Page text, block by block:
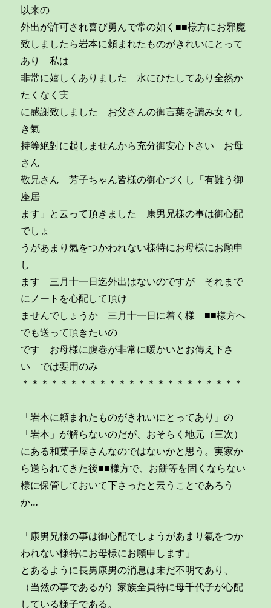
以来の
外出が許可され喜び勇んで常の如く■■様方にお邪魔
致しましたら岩本に頼まれたものがきれいにとって
あり 私は
非常に嬉しくありました 水にひたしてあり全然か
たくなく実
に感謝致しました お父さんの御言葉を讀み女々し
き氣
持等絶對に起しませんから充分御安心下さい お母
さん
敬兄さん 芳子ちゃん皆様の御心づくし「有難う御
座居
ます」と云って頂きました 康男兄様の事は御心配
でしょ
うがあまり氣をつかわれない様特にお母様にお願申
し
ます 三月十一日迄外出はないのですが それまで
にノートを心配して頂け
ませんでしょうか 三月十一日に着く様 ■■様方へ
でも送って頂きたいの
です お母様に腹巻が非常に暖かいとお傳え下さ
い では要用のみ
＊＊＊＊＊＊＊＊＊＊＊＊＊＊＊＊＊＊＊＊＊＊＊
「岩本に頼まれたものがきれいにとってあり」の
「岩本」が解らないのだが、おそらく地元（三次）
にある和菓子屋さんなのではないかと思う。実家か
ら送られてきた後■■様方で、お餅等を固くならない
様に保管しておいて下さったと云うことであろう
か…
「康男兄様の事は御心配でしょうがあまり氣をつか
われない様特にお母様にお願申します」
とあるように長男康男の消息は未だ不明であり、
（当然の事であるが）家族全員特に母千代子が心配
している様子である。